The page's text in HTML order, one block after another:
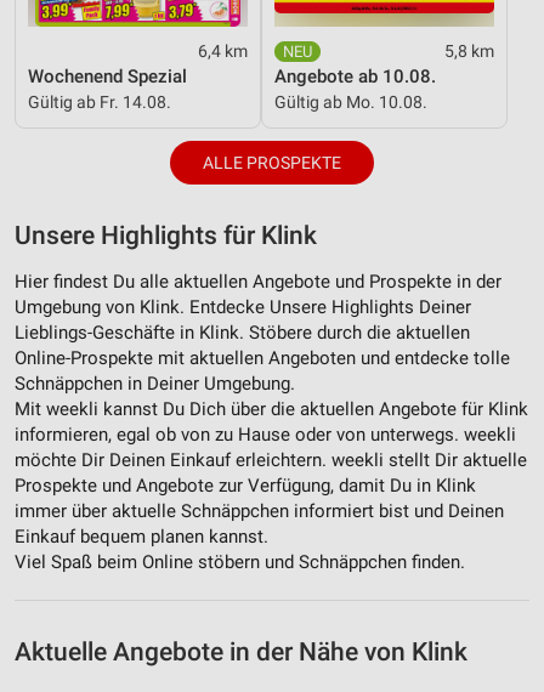
6,4 km
Wochenend Spezial
Gültig ab Fr. 14.08.
5,8 km
Angebote ab 10.08.
Gültig ab Mo. 10.08.
ALLE PROSPEKTE
Unsere Highlights für Klink
Hier findest Du alle aktuellen Angebote und Prospekte in der
Umgebung von Klink. Entdecke Unsere Highlights Deiner
Lieblings-Geschäfte in Klink. Stöbere durch die aktuellen
Online-Prospekte mit aktuellen Angeboten und entdecke tolle
Schnäppchen in Deiner Umgebung.
Mit weekli kannst Du Dich über die aktuellen Angebote für Klink
informieren, egal ob von zu Hause oder von unterwegs. weekli
möchte Dir Deinen Einkauf erleichtern. weekli stellt Dir aktuelle
Prospekte und Angebote zur Verfügung, damit Du in Klink
immer über aktuelle Schnäppchen informiert bist und Deinen
Einkauf bequem planen kannst.
Viel Spaß beim Online stöbern und Schnäppchen finden.
Aktuelle Angebote in der Nähe von Klink